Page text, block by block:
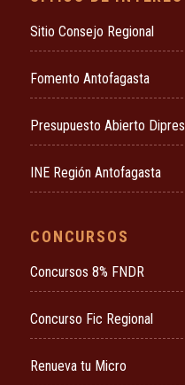
Sitio Consejo Regional
Fomento Antofagasta
Presupuesto Abierto Dipres
INE Región Antofagasta
CONCURSOS
Concursos 8% FNDR
Concurso Fic Regional
Renueva tu Micro